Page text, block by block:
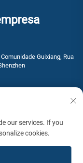
Guixiang, Rua
our services. If you
cookies.